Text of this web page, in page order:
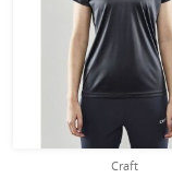
Craft